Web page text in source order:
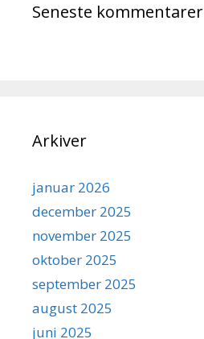
Seneste kommentarer
Arkiver
januar 2026
december 2025
november 2025
oktober 2025
september 2025
august 2025
juni 2025